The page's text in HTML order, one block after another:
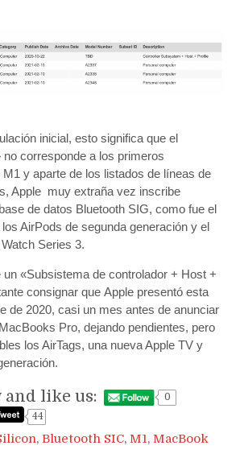
inicial, esto significa que el
corresponde a los primeros
y aparte de los listados de líneas de
Apple muy extraña vez inscribe
de datos Bluetooth SIG, como fue el
AirPods de segunda generación y el
Series 3.
un «Subsistema de controlador + Host +
consignar que Apple presentó esta
de 2020, casi un mes antes de anunciar
Pro, dejando pendientes, pero
los AirTags, una nueva Apple TV y
and like us:
0
44
, Bluetooth SIC, M1, MacBook